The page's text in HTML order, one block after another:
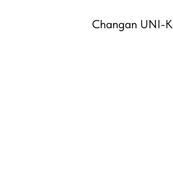
Changan UNI-K